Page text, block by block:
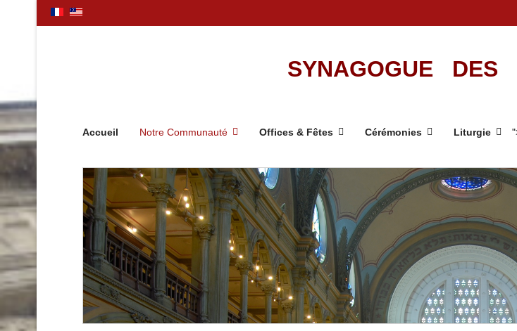
SYNAGOGUE DES
Accueil Notre Communauté Offices & Fêtes Cérémonies Liturgie